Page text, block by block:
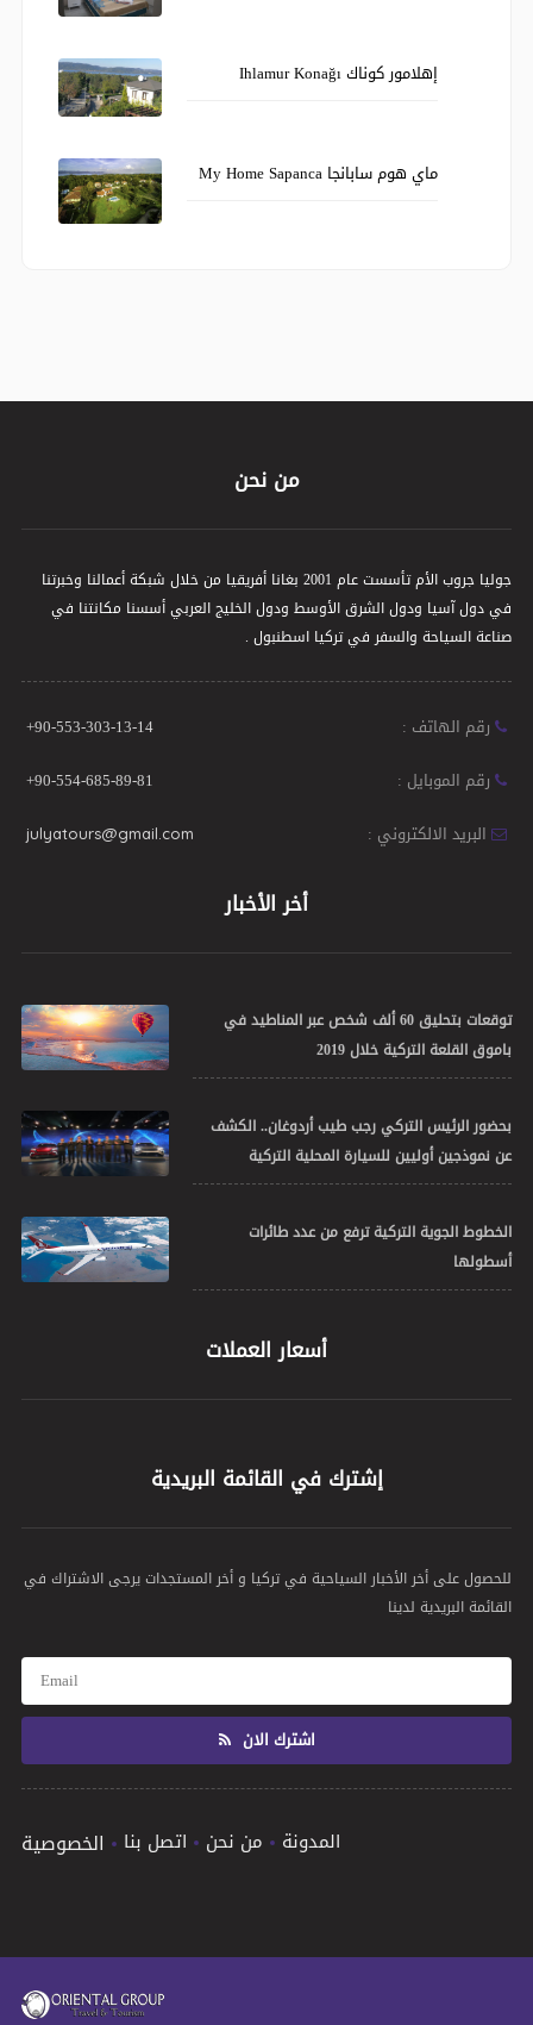
إهلامور كوناك Ihlamur Konağı
ماي هوم سابانجا My Home Sapanca
من نحن
جوليا جروب الأم تأسست عام 2001 بغانا أفريقيا من خلال شبكة أعمالنا وخبرتنا
في دول آسيا ودول الشرق الأوسط ودول الخليج العربي أسسنا مكانتنا في
صناعة السياحة والسفر في تركيا اسطنبول .
رقم الهاتف :
+90-553-303-13-14
رقم الموبايل :
+90-554-685-89-81
البريد الالكتروني :
julyatours@gmail.com
أخر الأخبار
توقعات بتحليق 60 ألف شخص عبر المناطيد في
باموق القلعة التركية خلال 2019
بحضور الرئيس التركي رجب طيب أردوغان.. الكشف
عن نموذجين أوليين للسيارة المحلية التركية
الخطوط الجوية التركية ترفع من عدد طائرات
أسطولها
أسعار العملات
إشترك في القائمة البريدية
للحصول على أخر الأخبار السياحية في تركيا و أخر المستجدات يرجى الاشتراك في
القائمة البريدية لدينا
اشترك الان
الخصوصية اتصل بنا من نحن المدونة